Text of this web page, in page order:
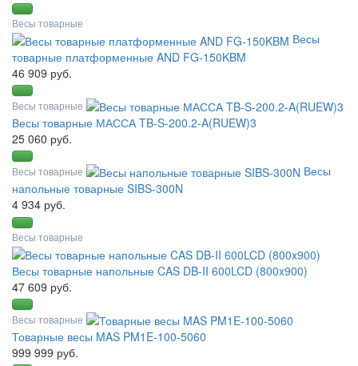
Весы товарные
Весы
товарные платформенные AND FG-150KBM
46 909 руб.
Весы товарные
Весы товарные МАССА TB-S-200.2-A(RUEW)3
25 060 руб.
Весы товарные
Весы
напольные товарные SIBS-300N
4 934 руб.
Весы товарные
Весы товарные напольные CAS DB-II 600LCD (800x900)
47 609 руб.
Весы товарные
Товарные весы MAS PM1E-100-5060
999 999 руб.